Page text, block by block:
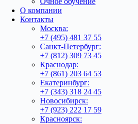
О компании
Контакты
Москва:
+7 (495) 481 37 55
Санкт-Петербург:
+7 (812) 309 73 45
Краснодар:
+7 (861) 203 64 53
Екатеринбург:
+7 (343) 318 24 45
Новосибирск:
+7 (923) 222 17 59
Красноярск: